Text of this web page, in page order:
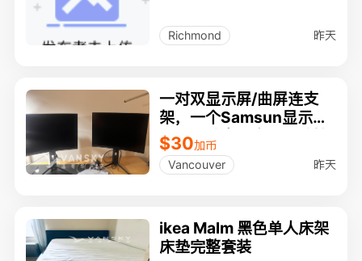
Richmond 昨天
一对双显示屏/曲屏连支
架，一个Samsun显示
屏，电脑桌三个，电脑椅
2个，甩卖，10刀起
$30加币
Vancouver
昨天
ikea Malm 黑色单人床架
床垫完整套装